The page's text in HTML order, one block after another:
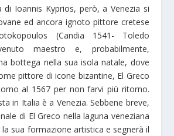
di Ioannis Kyprios, però, a Venezia si
ed ancora ignoto pittore cretese
(Candia 1541- Toledo
maestro e, probabilmente,
bottega nella sua isola natale, dove
pittore di icone bizantine, El Greco
al 1567 per non farvi più ritorno.
in Italia è a Venezia. Sebbene breve,
di El Greco nella laguna veneziana
la sua formazione artistica e segnerà il